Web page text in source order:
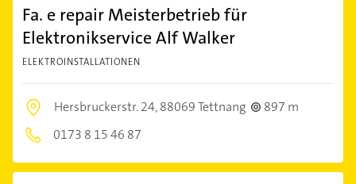
Fa. e repair Meisterbetrieb für
Elektronikservice Alf Walker
ELEKTROINSTALLATIONEN
Hersbruckerstr. 24,88069 Tettnang
897 m
0173 8 15 46 87